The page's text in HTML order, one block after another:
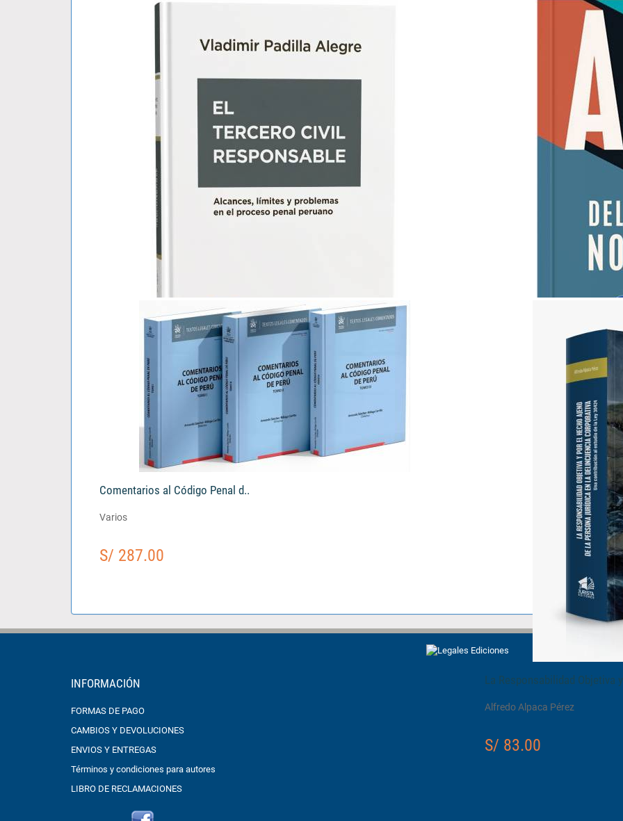
El Tercero Civil Responsable..
Vladimir Katherniak Padilla Alegre
S/ 103.00
ABC del Derecho Notarial..
Comentarios al Código Penal d..
Varios
S/ 287.00
La Responsabilidad Objetiva
Alfredo Alpaca Pérez
S/ 83.00
INFORMACIÓN
FORMAS DE PAGO
CAMBIOS Y DEVOLUCIONES
ENVIOS Y ENTREGAS
Términos y condiciones para autores
LIBRO DE RECLAMACIONES